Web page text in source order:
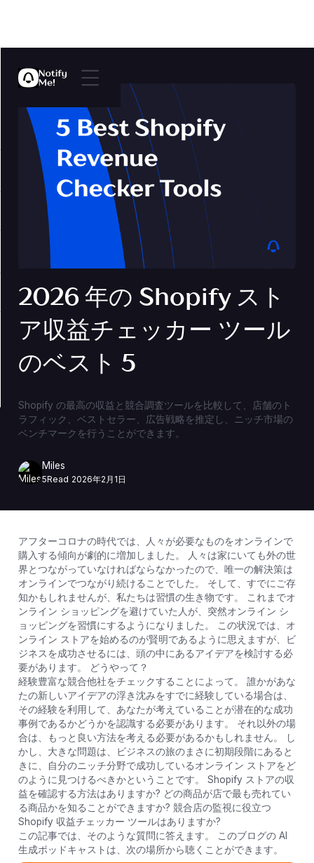
2026 年の Shopify スト
ア収益チェッカー ツール
のベスト 5
Shopify の最高の収益と競合調査ツールを比較して、店舗のト
ラフィック、ベストセラー、広告戦略を推定し、ニッチ市場の
ベンチマークを行うことができます。
Miles
5Read 2026年2月1日
アフターコロナの時代では、人々が必要なものをオンラインで
購入する傾向が劇的に増加しました。 人々は家にいても外の世
界とつながっていなければならなかったので、唯一の解決策は
オンラインでつながり続けることでした。 そして、すでにご存
知かもしれませんが、私たちは習慣の生き物です。 これまでオ
ンライン ショッピングを避けていた人が、突然オンライン シ
ョッピングを習慣にするようになりました。 この状況では、オ
ンライン ストアを始めるのが賢明であるように思えますが、ビ
ジネスを成功させるには、頭の中にあるアイデアを検討する必
要があります。 どうやって？
経験豊富な競合他社をチェックすることによって。 誰かがあな
たの新しいアイデアの浮き沈みをすでに経験している場合は、
その経験を利用して、あなたが考えていることが潜在的な成功
事例であるかどうかを認識する必要があります。 それ以外の場
合は、もっと良い方法を考える必要があるかもしれません。 し
かし、大きな問題は、ビジネスの旅のまさに初期段階にあると
きに、自分のニッチ分野で成功しているオンライン ストアをど
のように見つけるべきかということです。 Shopify ストアの収
益を確認する方法はありますか? どの商品が店で最も売れてい
る商品かを知ることができますか? 競合店の監視に役立つ
Shopify 収益チェッカー ツールはありますか?
この記事では、そのような質問に答えます。 このブログの AI
生成ポッドキャストは、次の場所から聴くことができます。